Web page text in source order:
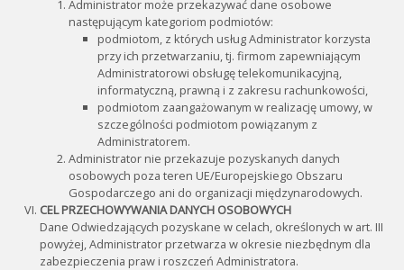
Administrator może przekazywać dane osobowe
następującym kategoriom podmiotów:
podmiotom, z których usług Administrator korzysta
przy ich przetwarzaniu, tj. firmom zapewniającym
Administratorowi obsługę telekomunikacyjną,
informatyczną, prawną i z zakresu rachunkowości,
podmiotom zaangażowanym w realizację umowy, w
szczególności podmiotom powiązanym z
Administratorem.
Administrator nie przekazuje pozyskanych danych
osobowych poza teren UE/Europejskiego Obszaru
Gospodarczego ani do organizacji międzynarodowych.
CEL PRZECHOWYWANIA DANYCH OSOBOWYCH
Dane Odwiedzających pozyskane w celach, określonych w art. III
powyżej, Administrator przetwarza w okresie niezbędnym dla
zabezpieczenia praw i roszczeń Administratora.